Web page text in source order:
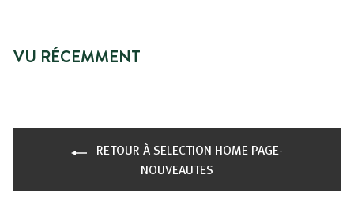
VU RÉCEMMENT
RETOUR À SELECTION HOME PAGE-
NOUVEAUTES